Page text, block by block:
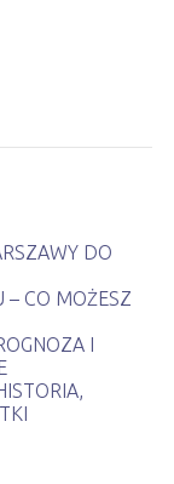
DO
– CO MOŻESZ
I